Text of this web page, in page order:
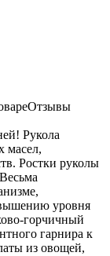
Отзывы
Рукола
масел,
Ростки руколы
уровня
горчичный
гарнира к
из овощей,